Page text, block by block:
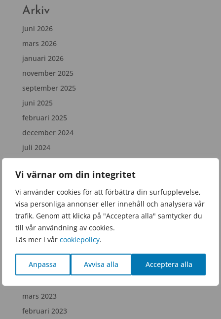
Vi värnar om din integritet
Vi använder cookies för att förbättra din surfupplevelse,
visa personliga annonser eller innehåll och analysera vår
trafik. Genom att klicka på "Acceptera alla" samtycker du
till vår användning av cookies.
Läs mer i vår cookiepolicy.
Anpassa Avvisa alla Acceptera alla
Arkiv
juni 2026
mars 2026
januari 2026
november 2025
september 2025
juni 2025
februari 2025
december 2024
juli 2024
februari 2024
december 2023
november 2023
augusti 2023
juli 2023
juni 2023
maj 2023
mars 2023
februari 2023